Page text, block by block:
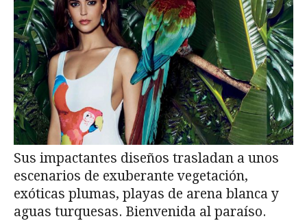
Sus impactantes diseños trasladan a unos
escenarios de exuberante vegetación,
exóticas plumas, playas de arena blanca y
aguas turquesas. Bienvenida al paraíso.